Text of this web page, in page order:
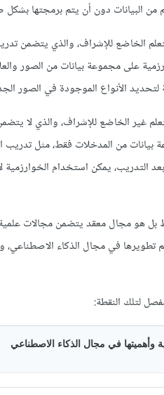
من البيانات دون أن يتم برمجتها
الخاضع للإشراف، والذي يتضمن
على مجموعة بيانات من الصور
الأنواع الموجودة في الصور
غير الخاضع للإشراف، والذي لا
بيانات من المدخلات فقط، مثل تدريب
التدريب، يمكن استخدام
بل هو مجال معقد يتضمن مجالات
تطويرها في مجال الذكاء
لتلك النقطة: